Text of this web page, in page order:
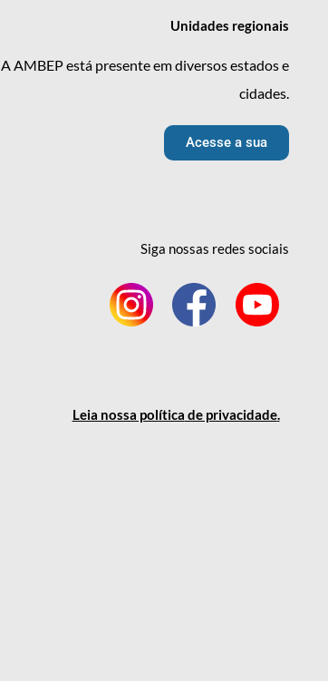
Unidades regionais
A AMBEP está presente em diversos estados e
cidades.
Acesse a sua
Siga nossas redes sociais
Leia nossa política de privacidade.